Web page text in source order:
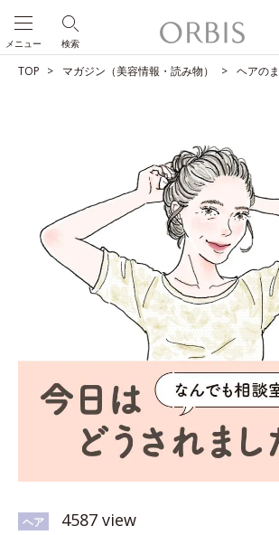
検索
メニュー
TOP マガジン（美容情報・読み物） ヘアの
ヘア 4587 view